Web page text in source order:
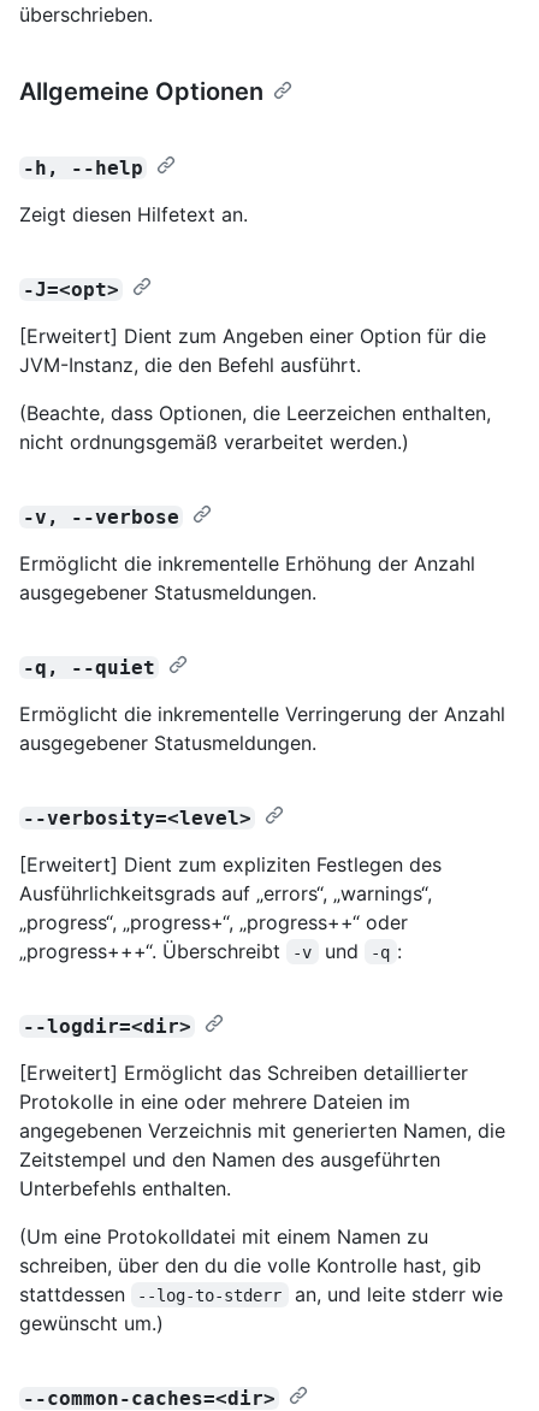
überschrieben.
Allgemeine Optionen
-h, --help
Zeigt diesen Hilfetext an.
-J=<opt>
[Erweitert] Dient zum Angeben einer Option für die
JVM-Instanz, die den Befehl ausführt.
(Beachte, dass Optionen, die Leerzeichen enthalten,
nicht ordnungsgemäß verarbeitet werden.)
-v, --verbose
Ermöglicht die inkrementelle Erhöhung der Anzahl
ausgegebener Statusmeldungen.
-q, --quiet
Ermöglicht die inkrementelle Verringerung der Anzahl
ausgegebener Statusmeldungen.
--verbosity=<level>
[Erweitert] Dient zum expliziten Festlegen des
Ausführlichkeitsgrads auf „errors“, „warnings“,
„progress“, „progress+“, „progress++“ oder
„progress+++“. Überschreibt
-v und -q :
--logdir=<dir>
[Erweitert] Ermöglicht das Schreiben detaillierter
Protokolle in eine oder mehrere Dateien im
angegebenen Verzeichnis mit generierten Namen, die
Zeitstempel und den Namen des ausgeführten
Unterbefehls enthalten.
(Um eine Protokolldatei mit einem Namen zu
schreiben, über den du die volle Kontrolle hast, gib
stattdessen
--log-to-stderr
an, und leite stderr wie
gewünscht um.)
--common-caches=<dir>